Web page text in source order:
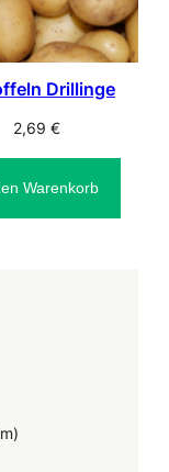
Drillinge
2,69 €
Warenkorb